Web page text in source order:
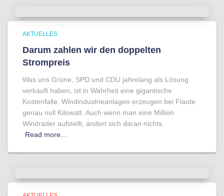
AKTUELLES
Darum zahlen wir den doppelten
Strompreis
Was uns Grüne, SPD und CDU jahrelang als Lösung
verkauft haben, ist in Wahrheit eine gigantische
Kostenfalle. Windindustrieanlagen erzeugen bei Flaute
genau null Kilowatt. Auch wenn man eine Million
Windräder aufstellt, ändert sich daran nichts.
Read more…